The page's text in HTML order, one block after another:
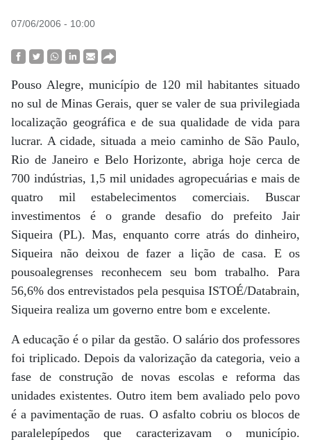
07/06/2006 - 10:00
Pouso Alegre, município de 120 mil habitantes situado
no sul de Minas Gerais, quer se valer de sua privilegiada
localização geográfica e de sua qualidade de vida para
lucrar. A cidade, situada a meio caminho de São Paulo,
Rio de Janeiro e Belo Horizonte, abriga hoje cerca de
700 indústrias, 1,5 mil unidades agropecuárias e mais de
quatro mil estabelecimentos comerciais. Buscar
investimentos é o grande desafio do prefeito Jair
Siqueira (PL). Mas, enquanto corre atrás do dinheiro,
Siqueira não deixou de fazer a lição de casa. E os
pousoalegrenses reconhecem seu bom trabalho. Para
56,6% dos entrevistados pela pesquisa ISTOÉ/Databrain,
Siqueira realiza um governo entre bom e excelente.
A educação é o pilar da gestão. O salário dos professores
foi triplicado. Depois da valorização da categoria, veio a
fase de construção de novas escolas e reforma das
unidades existentes. Outro item bem avaliado pelo povo
é a pavimentação de ruas. O asfalto cobriu os blocos de
paralelepípedos que caracterizavam o município.